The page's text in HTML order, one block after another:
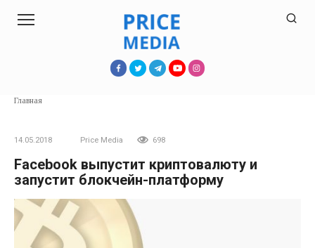
Главная
14.05.2018 Price Media 698
Facebook выпустит криптовалюту и
запустит блокчейн-платформу